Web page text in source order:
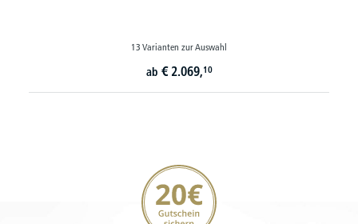
13 Varianten zur Auswahl
ab € 2.069,10
20€ Gutschein sichern